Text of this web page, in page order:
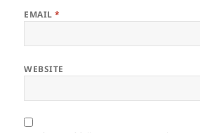
EMAIL*
WEBSITE